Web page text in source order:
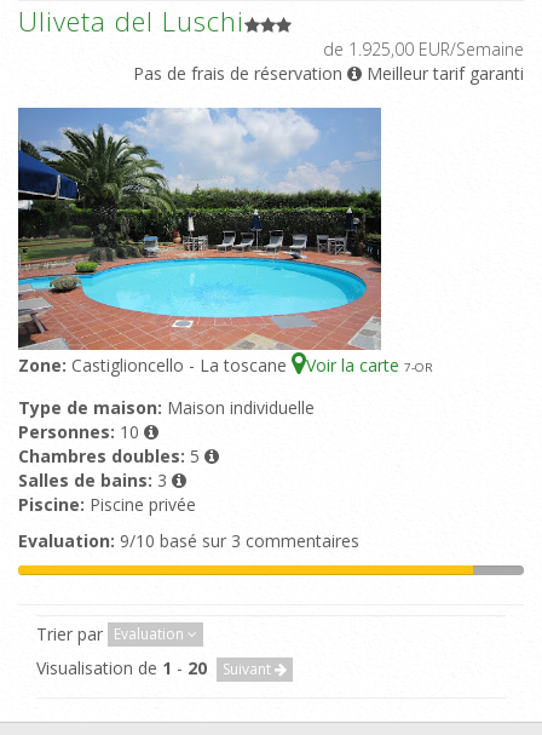
Uliveta del Luschi
de 1.925,00 EUR/Semaine
Pas de frais de réservation
Meilleur tarif garanti
Zone: Castiglioncello - La toscane Voir la carte 7-OR
Type de maison: Maison individuelle
Personnes: 10
Chambres doubles: 5
Salles de bains: 3
Piscine: Piscine privée
Evaluation: 9/10 basé sur 3 commentaires
Trier par Evaluation
Visualisation de 1 - 20 Suivant